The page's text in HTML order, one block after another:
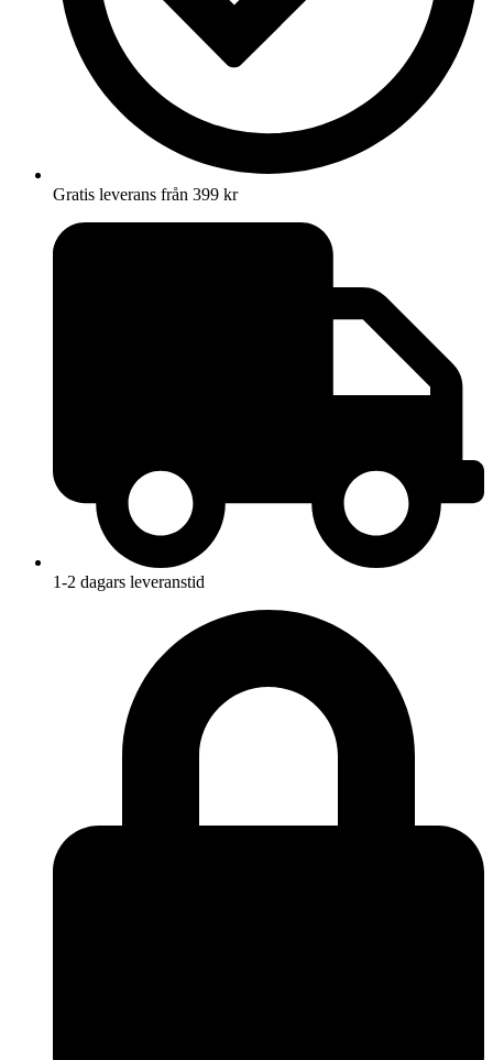
Gratis leverans från 399 kr
1-2 dagars leveranstid